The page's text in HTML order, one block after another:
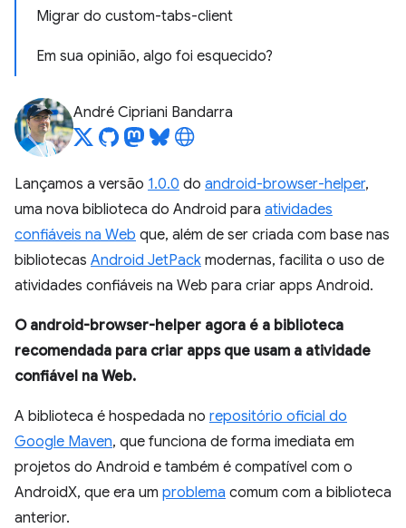
Migrar do custom-tabs-client
Em sua opinião, algo foi esquecido?
André Cipriani Bandarra
Lançamos a versão 1.0.0 do android-browser-helper,
uma nova biblioteca do Android para atividades
confiáveis na Web que, além de ser criada com base nas
bibliotecas Android JetPack modernas, facilita o uso de
atividades confiáveis na Web para criar apps Android.
O android-browser-helper agora é a biblioteca
recomendada para criar apps que usam a atividade
confiável na Web.
A biblioteca é hospedada no repositório oficial do
Google Maven, que funciona de forma imediata em
projetos do Android e também é compatível com o
AndroidX, que era um problema comum com a biblioteca
anterior.